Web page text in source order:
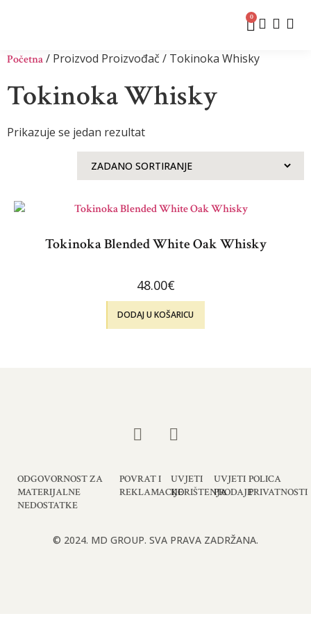
0
Početna/ Proizvod Proizvođač / Tokinoka Whisky
Tokinoka Whisky
Prikazuje se jedan rezultat
Tokinoka Blended White Oak Whisky
48.00€
DODAJ U KOŠARICU
ODGOVORNOST ZA
MATERIJALNE
NEDOSTATKE
POVRAT I
REKLAMACIJE
UVJETI
KORIŠTENJA
UVJETI
PRODAJE
POLICA
PRIVATNOSTI
© 2024. MD GROUP. SVA PRAVA ZADRŽANA.